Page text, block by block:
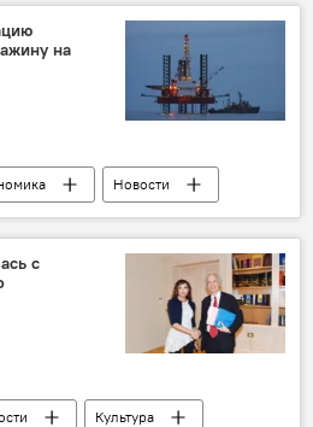
на
Новости
Абшерон
с
Культура